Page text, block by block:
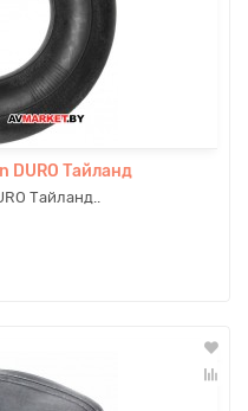
DURO Тайланд
Тайланд..